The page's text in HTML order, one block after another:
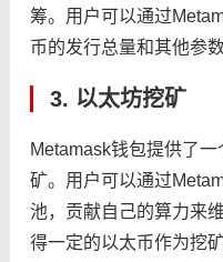
筹。用户可以通过
币的发行总量和其他参
3. 以太坊挖矿
Metamask钱包提供了
矿。用户可以通过
池，贡献自己的算力来
得一定的以太币作为挖矿